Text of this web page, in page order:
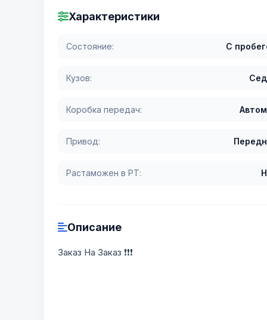
Характеристики
Состояние: С
Кузов:
Коробка передач:
Привод:
Растаможен в РТ:
Описание
Заказ На Заказ ❗❗❗